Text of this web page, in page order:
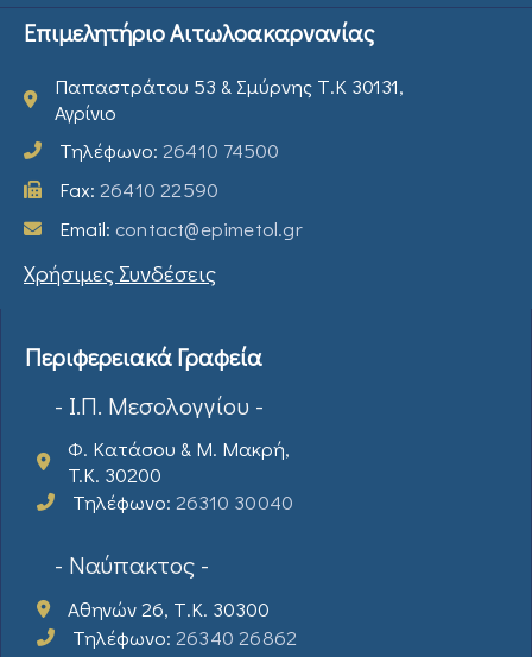
Επιμελητήριο Αιτωλοακαρνανίας
Παπαστράτου 53 & Σμύρνης Τ.Κ 30131,
Αγρίνιο
Τηλέφωνο: 26410 74500
Fax: 26410 22590
Email: contact@epimetol.gr
Χρήσιμες Συνδέσεις
Περιφερειακά Γραφεία
- Ι.Π. Μεσολογγίου -
Φ. Κατάσου & Μ. Μακρή,
T.K. 30200
Τηλέφωνο: 26310 30040
- Ναύπακτος -
Αθηνών 26, Τ.Κ. 30300
Τηλέφωνο: 26340 26862